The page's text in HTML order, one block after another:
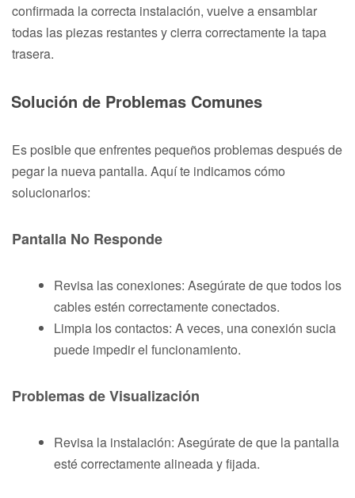
confirmada la correcta instalación, vuelve a ensamblar
todas las piezas restantes y cierra correctamente la tapa
trasera.
Solución de Problemas Comunes
Es posible que enfrentes pequeños problemas después de
pegar la nueva pantalla. Aquí te indicamos cómo
solucionarlos:
Pantalla No Responde
Revisa las conexiones: Asegúrate de que todos los
cables estén correctamente conectados.
Limpia los contactos: A veces, una conexión sucia
puede impedir el funcionamiento.
Problemas de Visualización
Revisa la instalación: Asegúrate de que la pantalla
esté correctamente alineada y fijada.